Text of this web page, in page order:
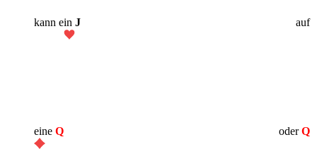
kann ein J auf
eine Q oderQ